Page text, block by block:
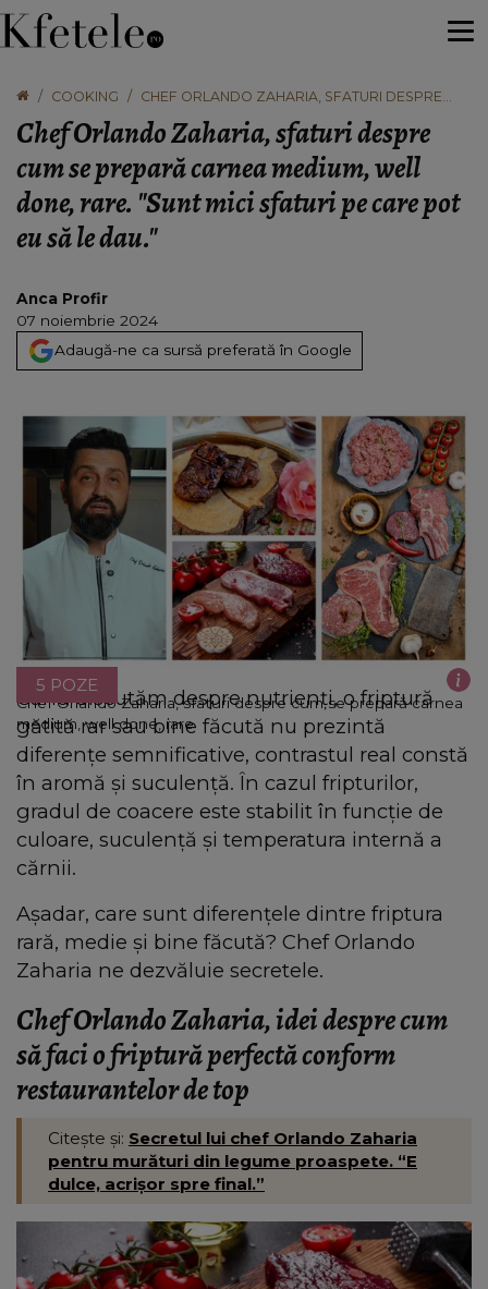
COOKING
CHEF ORLANDO ZAHARIA, SFATURI DESPRE
DONE, RARE. "SUNT MICI SFATURI PE CARE POT
EU SĂ LE DAU."
Chef Orlando Zaharia, sfaturi despre
cum se prepară carnea medium, well
done, rare. "Sunt mici sfaturi pe care pot
eu să le dau."
Anca Profir
07 noiembrie 2024
Adaugă-ne ca sursă preferată în Google
Chef Orlando Zaharia, sfaturi despre cum se prepară carnea
medium, well done, rare
5 POZE
Când discutăm despre nutrienți, o friptură
gătită rar sau bine făcută nu prezintă
diferențe semnificative, contrastul real constă
în aromă și suculență. În cazul fripturilor,
gradul de coacere este stabilit în funcție de
culoare, suculență și temperatura internă a
cărnii.
Așadar, care sunt diferențele dintre friptura
rară, medie și bine făcută? Chef Orlando
Zaharia ne dezvăluie secretele.
Chef Orlando Zaharia, idei despre cum
să faci o friptură perfectă conform
restaurantelor de top
Citește și: Secretul lui chef Orlando Zaharia
pentru murături din legume proaspete. “E
dulce, acrișor spre final.”